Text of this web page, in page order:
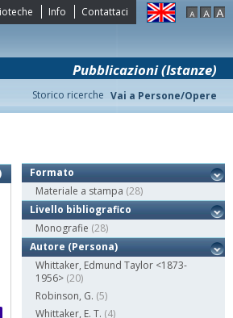
Info Contattaci
Storico ricerche
Pubblicazioni (Istanze)
Vai a Persone/Opere
Formato
Materiale a stampa (28)
Livello bibliografico
Monografie (28)
Autore (Persona)
Whittaker, Edmund Taylor <1873-
1956> (20)
Robinson, G. (5)
Whittaker, E. T. (4)